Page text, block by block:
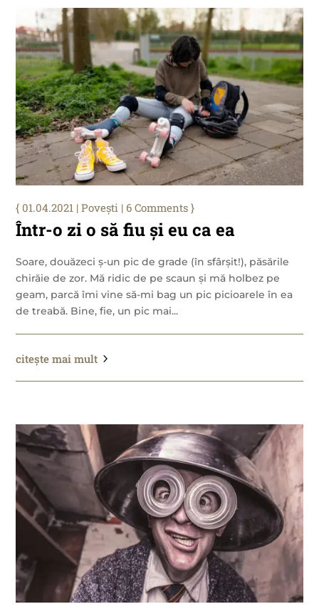
Într-o zi o să fiu și eu ca ea
01.04.2021 |Povești | 6 Comments
Soare, douăzeci ș-un pic de grade (în sfârșit!), păsările
chirăie de zor. Mă ridic de pe scaun și mă holbez pe
geam, parcă îmi vine să-mi bag un pic picioarele în ea
de treabă. Bine, fie, un pic mai...
citește mai mult